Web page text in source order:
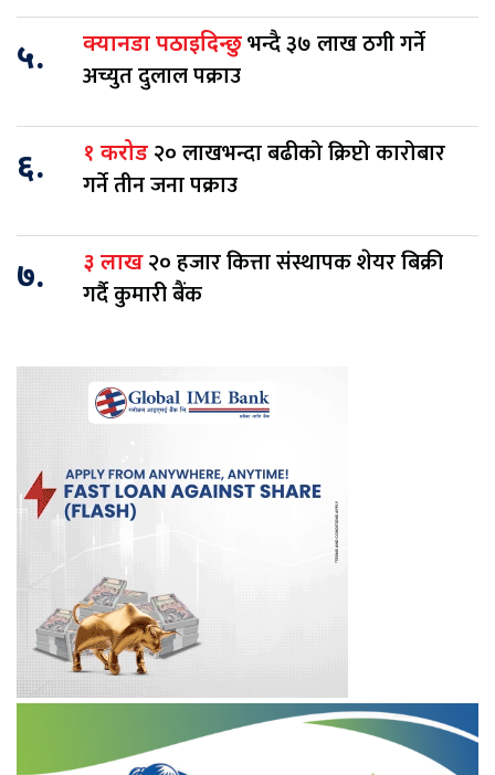
५. क्यानडा पठाइदिन्छुभन्दै ३७ लाख ठगी गर्ने
अच्युत दुलाल पक्राउ
६. १ करोड २० लाखभन्दा बढीको क्रिप्टो कारोबार
गर्ने तीन जना पक्राउ
७. ३ लाख२० हजार कित्ता संस्थापक शेयर बिक्री
गर्दै कुमारी बैंक